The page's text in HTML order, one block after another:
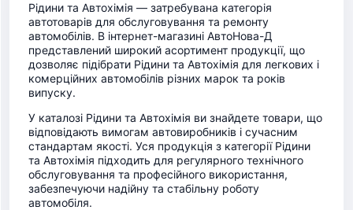
Рідини та Автохімія — затребувана категорія
автотоварів для обслуговування та ремонту
автомобілів. В інтернет-магазині АвтоНова-Д
представлений широкий асортимент продукції, що
дозволяє підібрати Рідини та Автохімія для легкових і
комерційних автомобілів різних марок та років
випуску.
У каталозі Рідини та Автохімія ви знайдете товари, що
відповідають вимогам автовиробників і сучасним
стандартам якості. Уся продукція з категорії Рідини
та Автохімія підходить для регулярного технічного
обслуговування та професійного використання,
забезпечуючи надійну та стабільну роботу
автомобіля.